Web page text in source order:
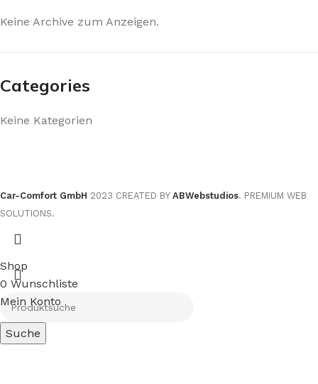
Keine Archive zum Anzeigen.
Categories
Keine Kategorien
Car-Comfort GmbH 2023 CREATED BY ABWebstudios. PREMIUM WEB
SOLUTIONS.
Suche
Shop
0 Wunschliste
Mein Konto